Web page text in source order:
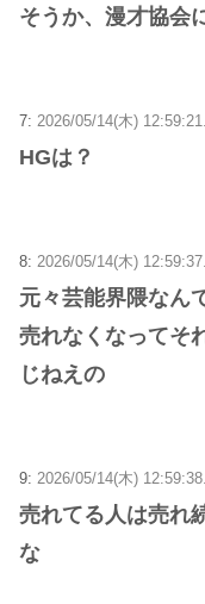
そうか、漫才協会
7: 2026/05/14(木)
HGは？
8: 2026/05/14(木)
元々芸能界隈なん
売れなくなってそ
じねえの
9: 2026/05/14(木)
売れてる人は売れ
な